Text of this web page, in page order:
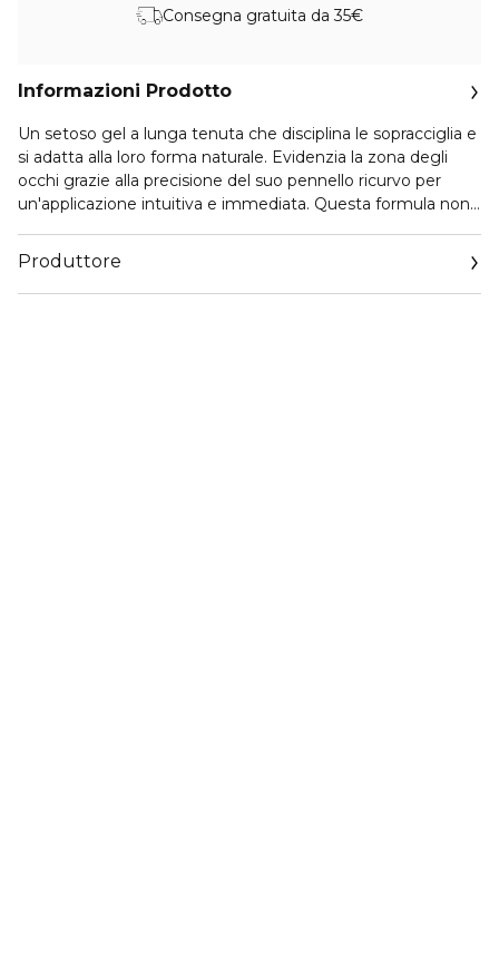
Consegna gratuita da 35€
Informazioni Prodotto
Un setoso gel a lunga tenuta che disciplina le sopracciglia e
si adatta alla loro forma naturale. Evidenzia la zona degli
occhi grazie alla precisione del suo pennello ricurvo per
un'applicazione intuitiva e immediata. Questa formula non
Produttore